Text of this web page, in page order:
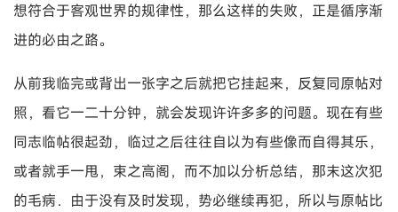
想符合于客观世界的规律性，那么这样的失败，正是循序渐
进的必由之路。
从前我临完或背出一张字之后就把它挂起来，反复同原帖对
照，看它一二十分钟，就会发现许许多多的问题。现在有些
同志临帖很起劲，临过之后往往自以为有些像而自得其乐，
或者就手一甩，束之高阁，而不加以分析总结，那末这次犯
的毛病．由于没有及时发现，势必继续再犯，所以与原帖比